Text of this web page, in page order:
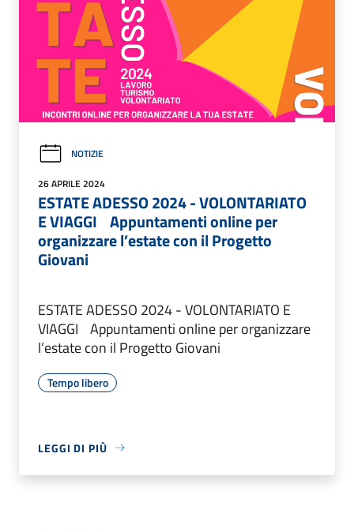
NOTIZIE
26 APRILE 2024
ESTATE ADESSO 2024 - VOLONTARIATO
E VIAGGI Appuntamenti online per
organizzare l’estate con il Progetto
Giovani
ESTATE ADESSO 2024 - VOLONTARIATO E
VIAGGI Appuntamenti online per organizzare
l’estate con il Progetto Giovani
Tempo libero
LEGGI DI PIÙ